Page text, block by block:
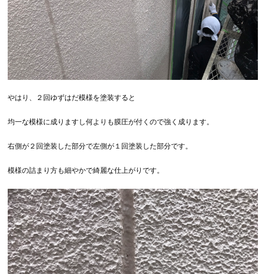
やはり、２回ゆずはだ模様を塗装すると
均一な模様に成りますし何よりも膜圧が付くので強く成ります。
右側が２回塗装した部分で左側が１回塗装した部分です。
模様の詰まり方も細やかで綺麗な仕上がりです。